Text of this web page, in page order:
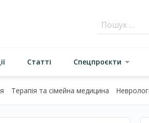
Статті Спецпроєкти
Терапія та сімейна медицина